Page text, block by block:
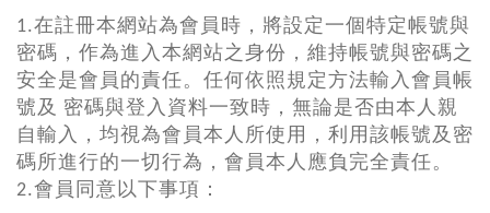
1.在註冊本網站為會員時，將設定一個特定帳號與
密碼，作為進入本網站之身份，維持帳號與密碼之
安全是會員的責任。任何依照規定方法輸入會員帳
號及 密碼與登入資料一致時，無論是否由本人親
自輸入，均視為會員本人所使用，利用該帳號及密
碼所進行的一切行為，會員本人應負完全責任。
2.會員同意以下事項：